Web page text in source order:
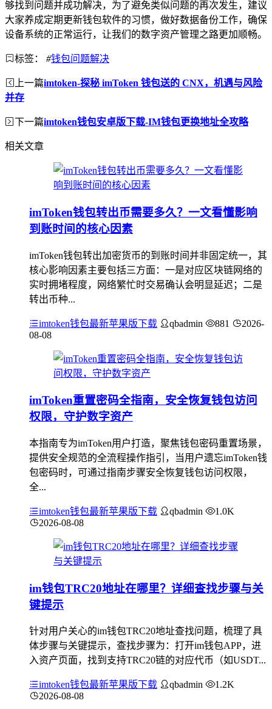
够找到问题并成功解决，为了避免类似问题的再次发生，建议
大家养成定期更新钱包软件的习惯，做好数据备份工作，确保
设备系统的正常运行，让我们的数字资产管理之路更加顺畅。
标签： #钱包问题解决
上一篇imtoken-探秘 imToken 钱包送的 CNX，机遇与风险
并存
下一篇imtoken钱包安卓版下载-IM钱包更换地址全攻略
相关文章
imToken钱包转出币需要多久？一文看懂影响
到账时间的核心因素
imToken钱包转出加密货币的到账时间并非固定统一，其
核心影响因素主要包括三方面：一是对应区块链网络的
实时拥堵程度，网络繁忙时交易确认会明显延迟；二是
转出币种...
imtoken钱包最新苹果版下载 qbadmin 881
2026-
08-08
imToken重置密码全指南，安全恢复钱包访问
权限，守护数字资产
本指南专为imToken用户打造，聚焦钱包密码重置场景，
提供安全规范的全流程操作指引，当用户遗忘imToken钱
包密码时，可通过指南步骤安全恢复钱包访问权限，
全...
imtoken钱包最新苹果版下载 qbadmin
1.0K
2026-08-08
im钱包TRC20地址在哪里？详细查找步骤与关
键提示
针对用户关心的im钱包TRC20地址查找问题，梳理了具
体步骤与关键提示，查找步骤为：打开im钱包APP，进
入资产页面，找到支持TRC20链的对应代币（如USDT...
imtoken钱包最新苹果版下载 qbadmin
1.2K
2026-08-08